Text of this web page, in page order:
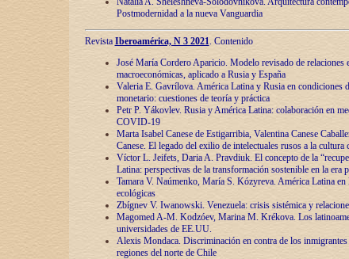
Postmodernidad a la nueva Vanguardia
Revista Iberoamérica, N 3 2021. Contenido
José María Cordero Aparicio. Modelo revisado de relaciones
macroeconómicas, aplicado a Rusia y España
Valeria E. Gavrílova. América Latina y Rusia en condiciones
monetario: cuestiones de teoría y práctica
Petr P. Yákovlev. Rusia y América Latina: colaboración en
COVID-19
Marta Isabel Canese de Estigarribia, Valentina Canese
Canese. El legado del exilio de intelectuales rusos a la cultura
Víctor L. Jeifets, Daria A. Pravdiuk. El concepto de la
Latina: perspectivas de la transformación sostenible en la era
Tamara V. Naúmenko, María S. Kózyreva. América Latina en
ecológicas
Zbígnev V. Iwanowski. Venezuela: crisis sistémica y
Magomed A-M. Kodzóev, Marina M. Krékova. Los
universidades de EE.UU.
Alexis Mondaca. Discriminación en contra de los inmigrantes
regiones del norte de Chile